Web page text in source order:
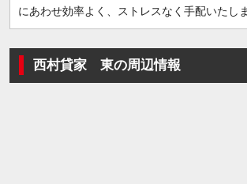
にあわせ効率よく、ストレスなく手配いたし
西村貸家 東の周辺情報